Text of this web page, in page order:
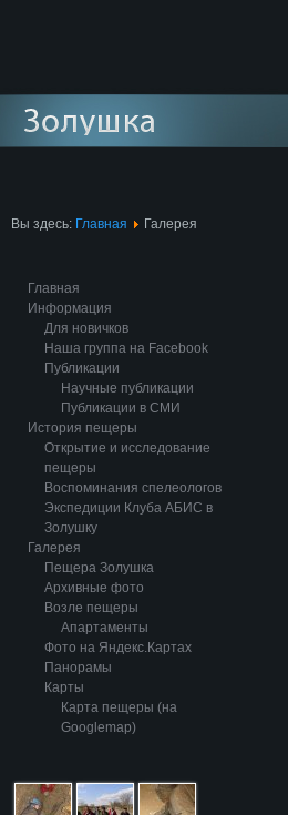
Вы здесь: Главная Галерея
Главная
Информация
Для новичков
Наша группа на Facebook
Публикации
Научные публикации
Публикации в СМИ
История пещеры
Открытие и исследование
пещеры
Воспоминания спелеологов
Экспедиции Клуба АБИС в
Золушку
Галерея
Пещера Золушка
Архивные фото
Возле пещеры
Апартаменты
Фото на Яндекс.Картах
Панорамы
Карты
Карта пещеры (на
Googlemap)